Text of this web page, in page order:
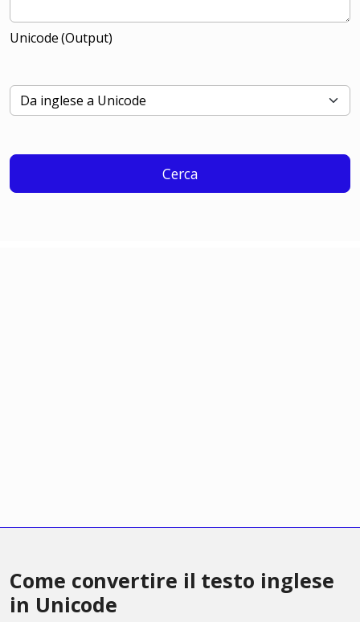
Unicode (Output)
Cerca
Come convertire il testo inglese
in Unicode